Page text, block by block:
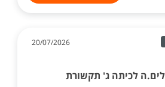
20/07/2026
לכיתה ג' תקשורת